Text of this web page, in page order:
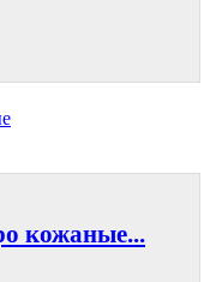
кожаные...